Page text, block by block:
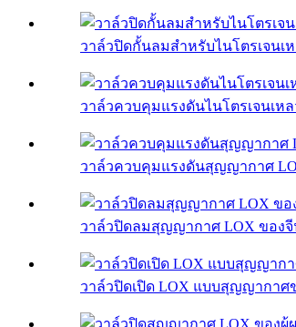
วาล์วปิดกั้นลมสำหรับไนโตรเจน
วาล์วควบคุมแรงดันไนโตรเจนเห
วาล์วควบคุมแรงดันสุญญากาศ
วาล์วปิดลมสุญญากาศ LOX ของ
วาล์วปิดเปิด LOX แบบสุญญากาศ